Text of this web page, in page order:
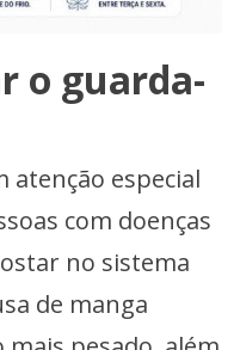
o guarda-
atenção especial
com doenças
no sistema
de manga